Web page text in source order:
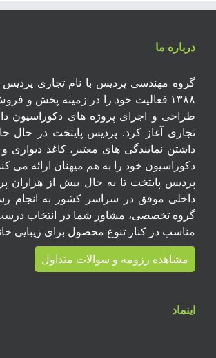
درباره ما
گروه مهندسی پردیس با نام تجاری پردیس
۱۳۸۸ فعالیت خود را در زمینه پخش و
طراحی و اجرای پروژه های دکوراسیون
تجاری آغاز کرد. پردیس پایتخت در حال
داشتن نمایندگی های معتبر، کاغذ
دکوراسیون خود را به هم میهنان ارائه می
پردیس پایتخت تا به حال بیش از هزاران
داخلی موفق در سراسر کشور به انجام
گروه تخصصی، مشاور شما در انتخاب
مناسب در کنار تنوع محصول برای زیبایی
مشاهده رزومه و سوالات متداول
اینماد